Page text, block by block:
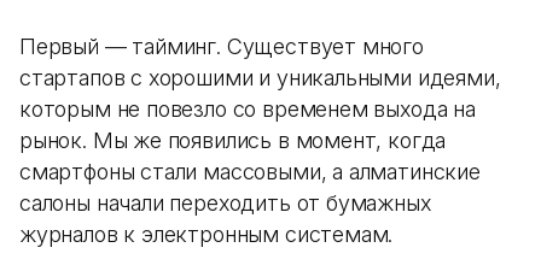
Первый — тайминг. Существует много
стартапов с хорошими и уникальными идеями,
которым не повезло со временем выхода на
рынок. Мы же появились в момент, когда
смартфоны стали массовыми, а алматинские
салоны начали переходить от бумажных
журналов к электронным системам.